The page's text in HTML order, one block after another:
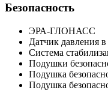
Безопасность
ЭРА-ГЛОНАСС
Датчик давления
Система
Подушки
Подушка
Подушка